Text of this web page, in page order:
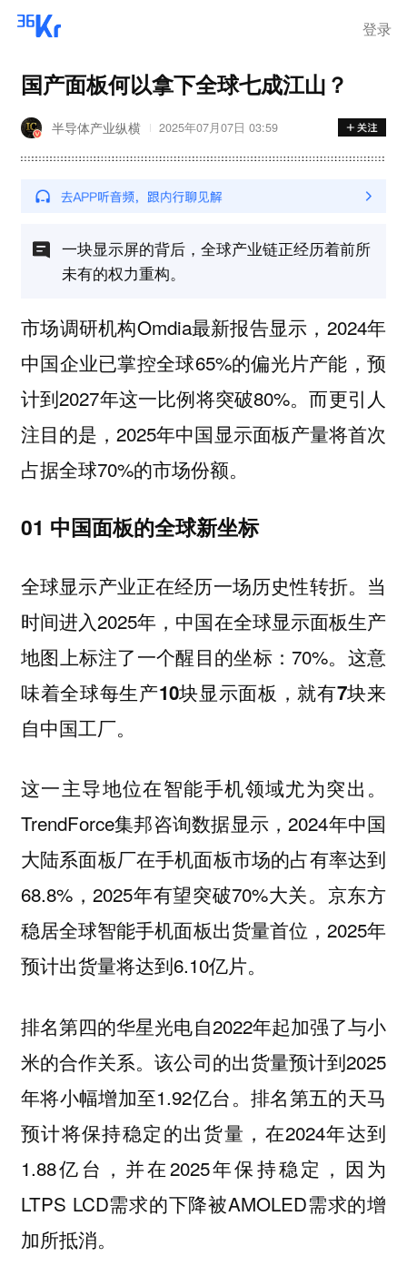
登录
国产面板何以拿下全球七成江山？
半导体产业纵横 2025年07月07日 03:59
一块显示屏的背后，全球产业链正经历着前所
未有的权力重构。
市场调研机构Omdia最新报告显示，2024年
中国企业已掌控全球65%的偏光片产能，预
计到2027年这一比例将突破80%。而更引人
注目的是，2025年中国显示面板产量将首次
占据全球70%的市场份额。
01 中国面板的全球新坐标
全球显示产业正在经历一场历史性转折。当
时间进入2025年，中国在全球显示面板生产
地图上标注了一个醒目的坐标：70%。这意
味着全球每生产10块显示面板，就有7块来
自中国工厂。
这一主导地位在智能手机领域尤为突出。
TrendForce集邦咨询数据显示，2024年中国
大陆系面板厂在手机面板市场的占有率达到
68.8%，2025年有望突破70%大关。京东方
稳居全球智能手机面板出货量首位，2025年
预计出货量将达到6.10亿片。
排名第四的华星光电自2022年起加强了与小
米的合作关系。该公司的出货量预计到2025
年将小幅增加至1.92亿台。排名第五的天马
预计将保持稳定的出货量，在2024年达到
1.88亿台，并在2025年保持稳定，因为
LTPS LCD需求的下降被AMOLED需求的增
加所抵消。